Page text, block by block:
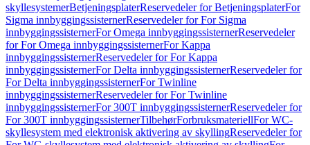
skyllesystemerBetjeningsplaterReservedeler for BetjeningsplaterFor
Sigma innbyggingssisternerReservedeler for For Sigma
innbyggingssisternerFor Omega innbyggingssisternerReservedeler
for For Omega innbyggingssisternerFor Kappa
innbyggingssisternerReservedeler for For Kappa
innbyggingssisternerFor Delta innbyggingssisternerReservedeler for
For Delta innbyggingssisternerFor Twinline
innbyggingssisternerReservedeler for For Twinline
innbyggingssisternerFor 300T innbyggingssisternerReservedeler for
For 300T innbyggingssisternerTilbehørForbruksmateriellFor WC-
skyllesystem med elektronisk aktivering av skyllingReservedeler for